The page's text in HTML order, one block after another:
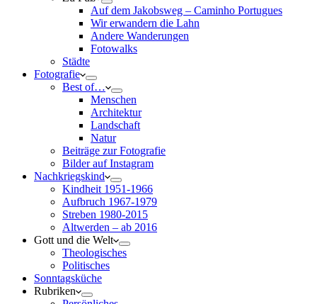
Auf dem Jakobsweg – Caminho Portugues
Wir erwandern die Lahn
Andere Wanderungen
Fotowalks
Städte
Fotografie
Best of…
Menschen
Architektur
Landschaft
Natur
Beiträge zur Fotografie
Bilder auf Instagram
Nachkriegskind
Kindheit 1951-1966
Aufbruch 1967-1979
Streben 1980-2015
Altwerden – ab 2016
Gott und die Welt
Theologisches
Politisches
Sonntagsküche
Rubriken